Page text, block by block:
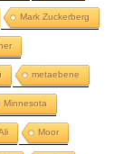
Mark Zuckerberg
metaebene
Minnesota
Moor